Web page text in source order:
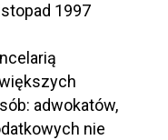
1997
adwokatów,
nie